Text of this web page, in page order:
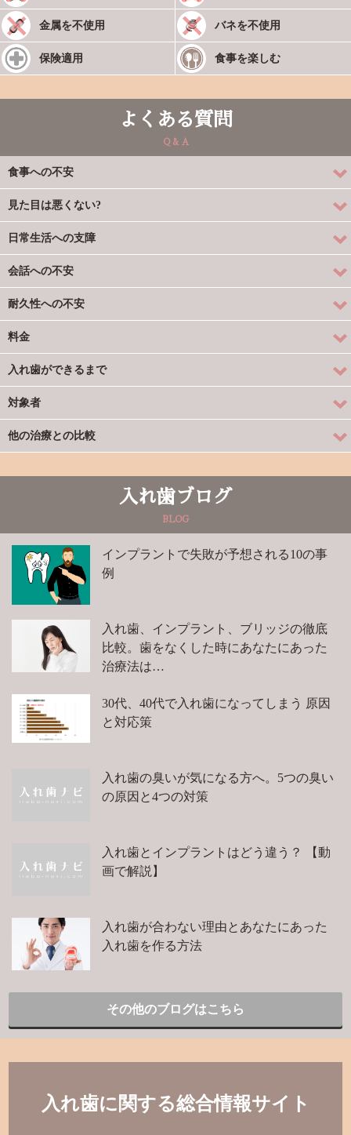
金属を不使用 バネを不使用
保険適用 食事を楽しむ
よくある質問
Q & A
食事への不安
見た目は悪くない?
日常生活への支障
会話への不安
耐久性への不安
料金
入れ歯ができるまで
対象者
他の治療との比較
入れ歯ブログ
BLOG
インプラントで失敗が予想される10の事
例
入れ歯、インプラント、ブリッジの徹底
比較。歯をなくした時にあなたにあった
治療法は…
30代、40代で入れ歯になってしまう 原因
と対応策
入れ歯の臭いが気になる方へ。5つの臭い
の原因と4つの対策
入れ歯とインプラントはどう違う？ 【動
画で解説】
入れ歯が合わない理由とあなたにあった
入れ歯を作る方法
その他のブログはこちら
入れ歯に関する総合情報サイト